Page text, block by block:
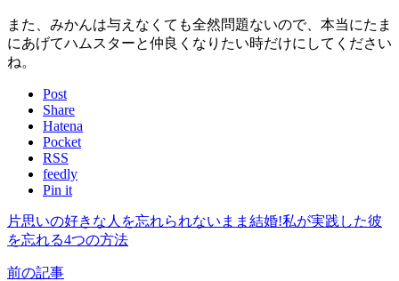
また、みかんは与えなくても全然問題ないので、本当にたま
にあげてハムスターと仲良くなりたい時だけにしてください
ね。
Post
Share
Hatena
Pocket
RSS
feedly
Pin it
片思いの好きな人を忘れられないまま結婚!私が実践した彼
を忘れる4つの方法
前の記事